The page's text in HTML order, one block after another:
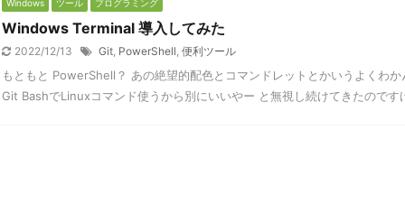
Windows ツール プログラミング
Windows Terminal 導入してみた
2022/12/13 Git, PowerShell, 便利ツール
もともと PowerShell？ あの絶望的配色とコマンドレットとかいうよくわか
Git BashでLinuxコマンド使うから別にいいやー と無視し続けてきたのです